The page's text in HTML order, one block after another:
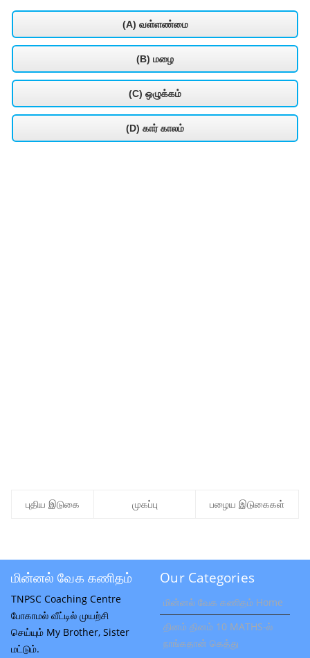
(A) வள்ளண்மை
(B) மழை
(C) ஒழுக்கம்
(D) கார் காலம்
புதிய இடுகை பழைய இடுகைகள்
முகப்பு
மின்னல் வேக கணிதம்
TNPSC Coaching Centre
போகாமல் வீட்டில் முயற்சி
செய்யும் My Brother, Sister
மட்டும்.
Our Categories
மின்னல் வேக கணிதம் Home
தினம் தினம் 10 MATHS-ல்
நாங்கதான் கெத்து